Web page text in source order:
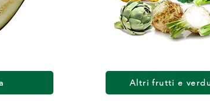
Altri frutti e